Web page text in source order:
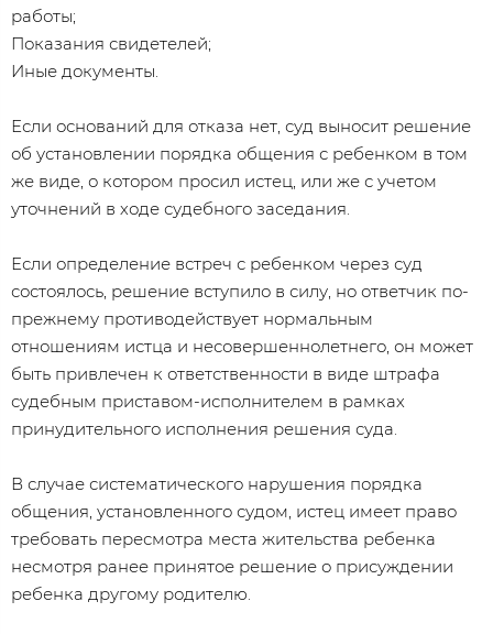
работы;
Показания свидетелей;
Иные документы.
Если оснований для отказа нет, суд выносит решение
об установлении порядка общения с ребенком в том
же виде, о котором просил истец, или же с учетом
уточнений в ходе судебного заседания.
Если определение встреч с ребенком через суд
состоялось, решение вступило в силу, но ответчик по-
прежнему противодействует нормальным
отношениям истца и несовершеннолетнего, он может
быть привлечен к ответственности в виде штрафа
судебным приставом-исполнителем в рамках
принудительного исполнения решения суда.
В случае систематического нарушения порядка
общения, установленного судом, истец имеет право
требовать пересмотра места жительства ребенка
несмотря ранее принятое решение о присуждении
ребенка другому родителю.